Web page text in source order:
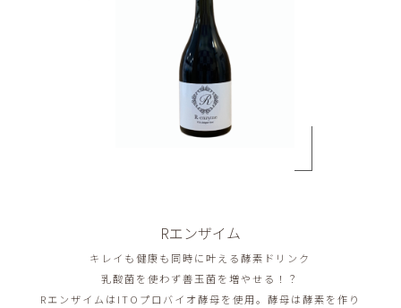
Rエンザイム
キレイも健康も同時に叶える酵素ドリンク
乳酸菌を使わず善玉菌を増やせる！？
RエンザイムはITOプロバイオ酵母を使用。酵母は酵素を作り